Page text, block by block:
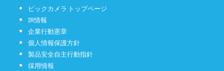
ビックカメラ トップページ
IR情報
企業行動憲章
個人情報保護方針
製品安全自主行動指針
採用情報